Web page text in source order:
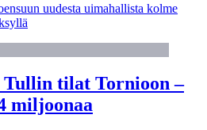
uudesta uimahallista kolme
Tullin tilat Tornioon –
miljoonaa